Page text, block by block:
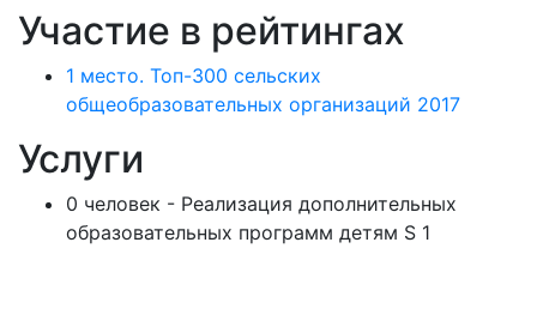
Участие в рейтингах
1 место. Топ-300 сельских
общеобразовательных организаций 2017
Услуги
0 человек - Реализация дополнительных
образовательных программ детям S 1